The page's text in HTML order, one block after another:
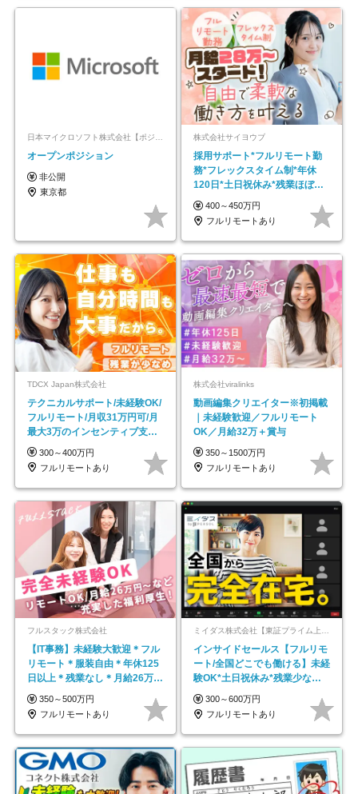
日本マイクロソフト株式会社【ポジションマッチ登録】
オープンポジション
非公開
東京都
株式会社サイヨウブ
採用サポート*フルリモート勤
務*フレックスタイム制*年休
120日*土日祝休み*残業ほぼな
し*育児中社員8割以上
400～450万円
フルリモートあり
TDCX Japan株式会社
テクニカルサポート/未経験OK/
フルリモート/月収31万円可/月
最大3万のインセンティブ支給/
平均年齢33歳
300～400万円
フルリモートあり
株式会社viralinks
動画編集クリエイター※初掲載
｜未経験歓迎／フルリモート
OK／月給32万＋賞与
350～1500万円
フルリモートあり
フルスタック株式会社
【IT事務】未経験大歓迎＊フル
リモート＊服装自由＊年休125
日以上＊残業なし＊月給26万円
以上
350～500万円
フルリモートあり
ミイダス株式会社【東証プライム上場パーソルグループ】
インサイドセールス【フルリモ
ート/全国どこでも働ける】未経
験OK*土日祝休み*残業少なめ*
在宅勤務手当あり
300～600万円
フルリモートあり